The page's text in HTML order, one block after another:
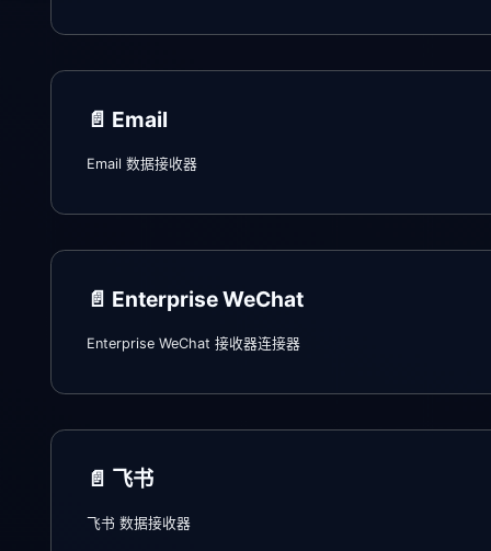
📄️ Email
Email 数据接收器
📄️ Enterprise WeChat
Enterprise WeChat 接收器连接器
📄️ 飞书
飞书 数据接收器